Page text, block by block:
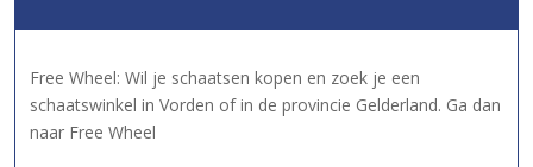
Free Wheel: Wil je schaatsen kopen en zoek je een
schaatswinkel in Vorden of in de provincie Gelderland. Ga dan
naar Free Wheel